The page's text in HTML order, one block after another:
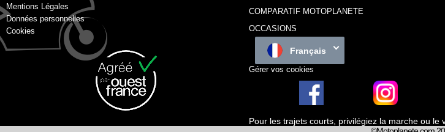
Mentions Légales
Données personnelles
Cookies
COMPARATIF MOTOPLANETE
OCCASIONS
Français
Gérer vos cookies
Pour les trajets courts, privilégiez la marche ou le